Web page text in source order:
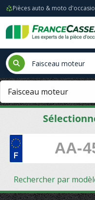
Pièces auto & moto
Rechercher par